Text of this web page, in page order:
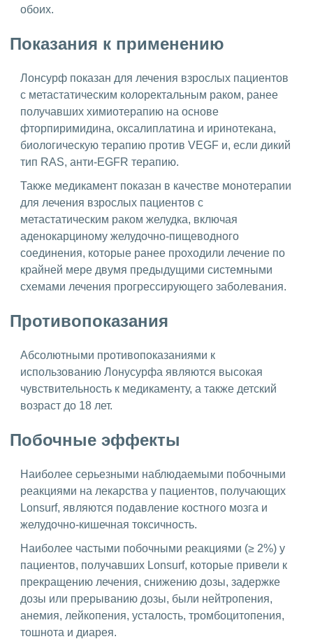
обоих.
Показания к применению
Лонсурф показан для лечения взрослых пациентов
с метастатическим колоректальным раком, ранее
получавших химиотерапию на основе
фторпиримидина, оксалиплатина и иринотекана,
биологическую терапию против VEGF и, если дикий
тип RAS, анти-EGFR терапию.
Также медикамент показан в качестве монотерапии
для лечения взрослых пациентов с
метастатическим раком желудка, включая
аденокарциному желудочно-пищеводного
соединения, которые ранее проходили лечение по
крайней мере двумя предыдущими системными
схемами лечения прогрессирующего заболевания.
Противопоказания
Абсолютными противопоказаниями к
использованию Лонусурфа являются высокая
чувствительность к медикаменту, а также детский
возраст до 18 лет.
Побочные эффекты
Наиболее серьезными наблюдаемыми побочными
реакциями на лекарства у пациентов, получающих
Lonsurf, являются подавление костного мозга и
желудочно-кишечная токсичность.
Наиболее частыми побочными реакциями (≥ 2%) у
пациентов, получавших Lonsurf, которые привели к
прекращению лечения, снижению дозы, задержке
дозы или прерыванию дозы, были нейтропения,
анемия, лейкопения, усталость, тромбоцитопения,
тошнота и диарея.